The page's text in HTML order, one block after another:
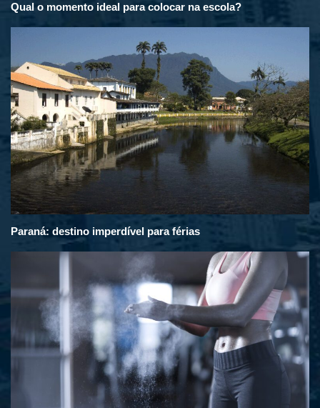
Qual o momento ideal para colocar na escola?
Paraná: destino imperdível para férias